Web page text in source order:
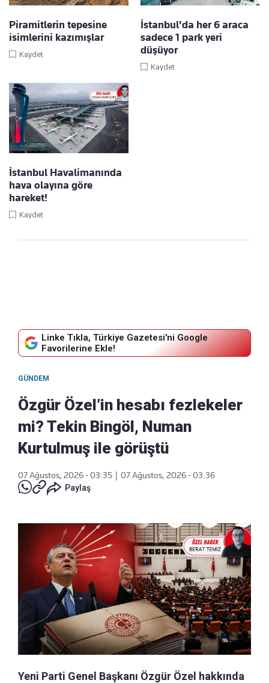
Piramitlerin tepesine
isimlerini kazımışlar
Kaydet
İstanbul'da her 6 araca
sadece 1 park yeri
düşüyor
Kaydet
İstanbul Havalimanında
hava olayına göre
hareket!
Kaydet
Linke Tıkla, Türkiye Gazetesi'ni Google
Favorilerine Ekle!
GÜNDEM
Özgür Özel’in hesabı fezlekeler
mi? Tekin Bingöl, Numan
Kurtulmuş ile görüştü
07 Ağustos, 2026 - 03:35
07 Ağustos, 2026 - 03:36
Paylaş
Yeni Parti Genel Başkanı Özgür Özel hakkında